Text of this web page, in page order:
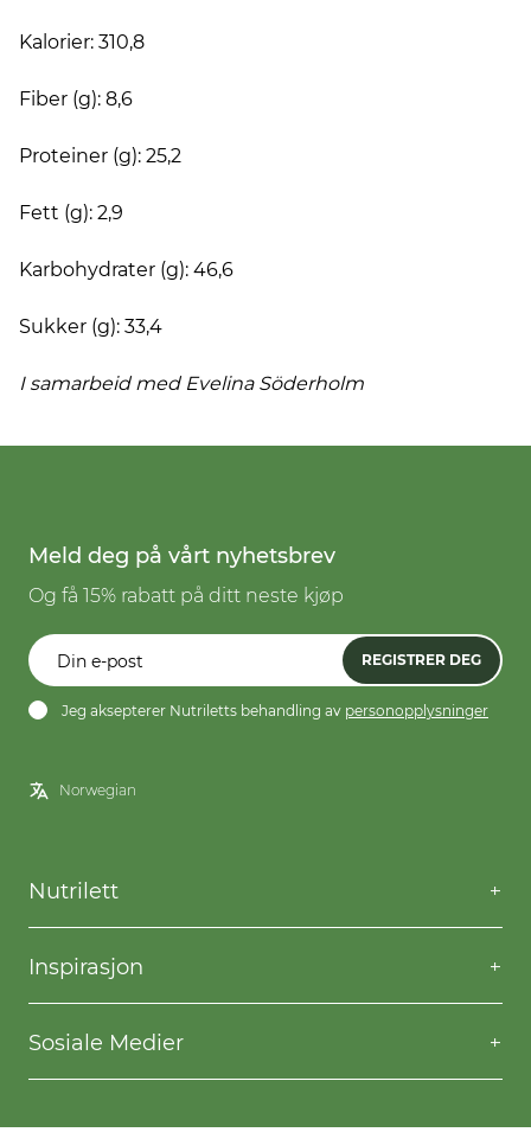
Kalorier: 310,8
Fiber (g): 8,6
Proteiner (g): 25,2
Fett (g): 2,9
Karbohydrater (g): 46,6
Sukker (g): 33,4
I samarbeid med Evelina Söderholm
Meld deg på vårt nyhetsbrev
Og få 15% rabatt på ditt neste kjøp
REGISTRER DEG
Jeg aksepterer Nutriletts behandling av personopplysninger
Nutrilett
Kontakt oss
Spørsmål og svar
Frakt og levering
Kjøpsbetingelser
Inspirasjon
Willpower
Oppskrifter
Gå ned i vekt
Sosiale Medier
Facebook